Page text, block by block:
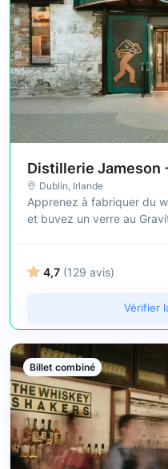
Distillerie Jameson
Dublin Irlande
Apprenez à fabriquer du
et buvez un verre au
4,7 (129 avis)
Vérifier
Billet combiné